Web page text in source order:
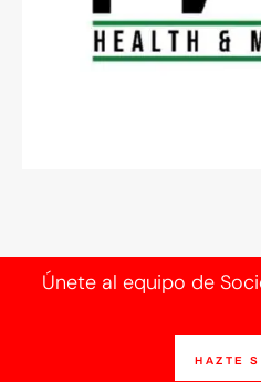
Únete al equipo de
HAZTE